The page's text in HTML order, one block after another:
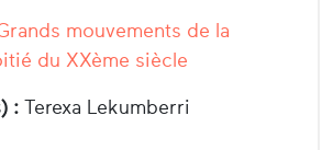
mouvements de la
du XXème siècle
: Terexa Lekumberri